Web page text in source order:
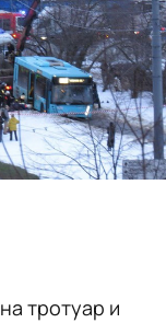
на тротуар и